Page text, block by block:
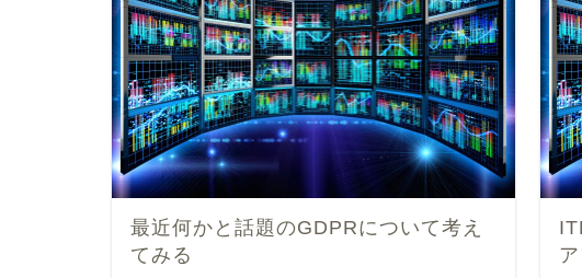
最近何かと話題のGDPRについて考え
てみる